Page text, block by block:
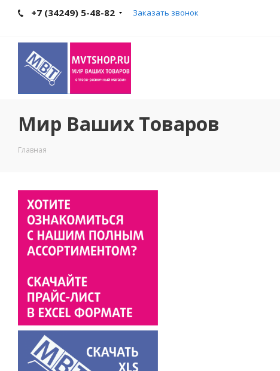
+7 (34249) 5-48-82 Заказать звонок
Мир Ваших Товаров
Главная